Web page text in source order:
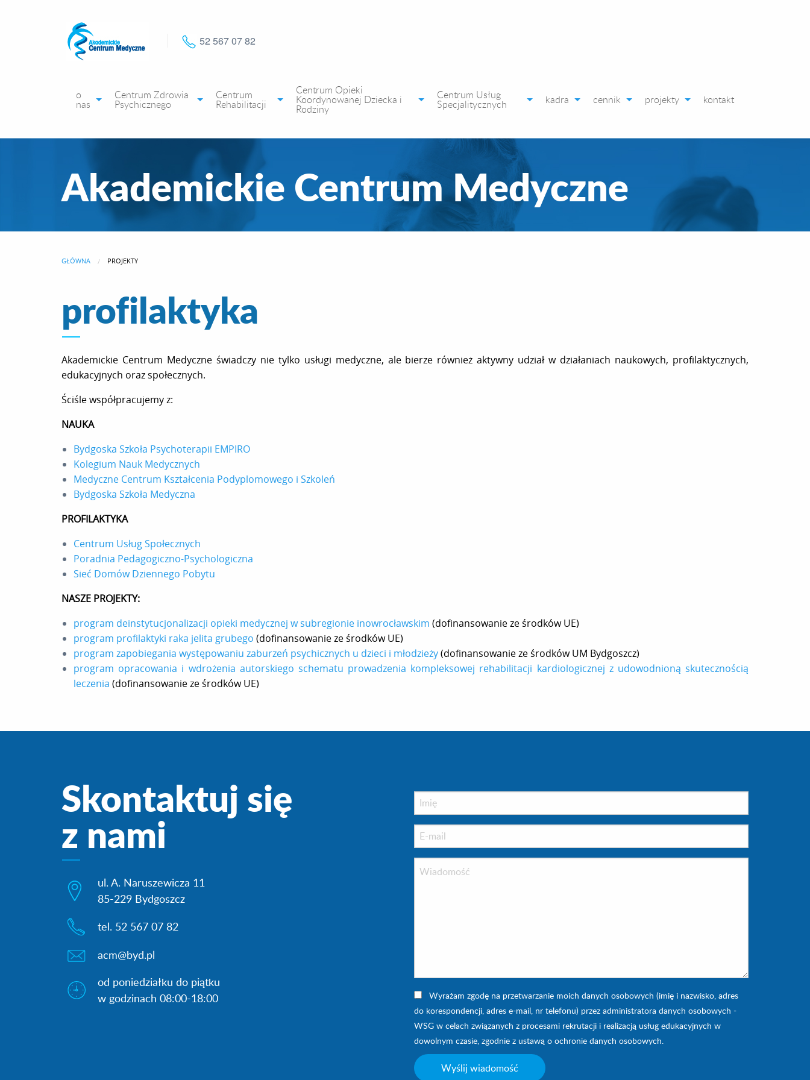
52 567 07 82
o
nas
Centrum Zdrowia
Psychicznego
Centrum
Rehabilitacji
Centrum Opieki
Koordynowanej Dziecka i
Rodziny
Centrum Usług
Specjalitycznych kadra cennik projekty kontakt
Akademickie Centrum Medyczne
GŁÓWNA CURRENT:
PROJEKTY
profilaktyka
Akademickie Centrum Medyczne świadczy nie tylko usługi medyczne, ale bierze również aktywny udział w działaniach naukowych, profilaktycznych,
edukacyjnych oraz społecznych.
Ściśle współpracujemy z:
NAUKA
Bydgoska Szkoła Psychoterapii EMPIRO
Kolegium Nauk Medycznych
Medyczne Centrum Kształcenia Podyplomowego i Szkoleń
Bydgoska Szkoła Medyczna
PROFILAKTYKA
Centrum Usług Społecznych
Poradnia Pedagogiczno-Psychologiczna
Sieć Domów Dziennego Pobytu
NASZE PROJEKTY:
program deinstytucjonalizacji opieki medycznej w subregionie inowrocławskim (dofinansowanie ze środków UE)
program profilaktyki raka jelita grubego (dofinansowanie ze środków UE)
program zapobiegania występowaniu zaburzeń psychicznych u dzieci i młodzieży(dofinansowanie ze środków UM Bydgoszcz)
program opracowania i wdrożenia autorskiego schematu prowadzenia kompleksowej rehabilitacji kardiologicznej z udowodnioną skutecznością
leczenia (dofinansowanie ze środków UE)
Skontaktuj się
z nami
ul. A. Naruszewicza 11
85-229 Bydgoszcz
tel. 52 567 07 82
acm@byd.pl
od poniedziałku do piątku
w godzinach 08:00-18:00
Wyrażam zgodę na przetwarzanie moich danych osobowych (imię i nazwisko, adres
do korespondencji, adres e-mail, nr telefonu) przez administratora danych osobowych -
WSG w celach związanych z procesami rekrutacji i realizacją usług edukacyjnych w
dowolnym czasie, zgodnie z ustawą o ochronie danych osobowych.